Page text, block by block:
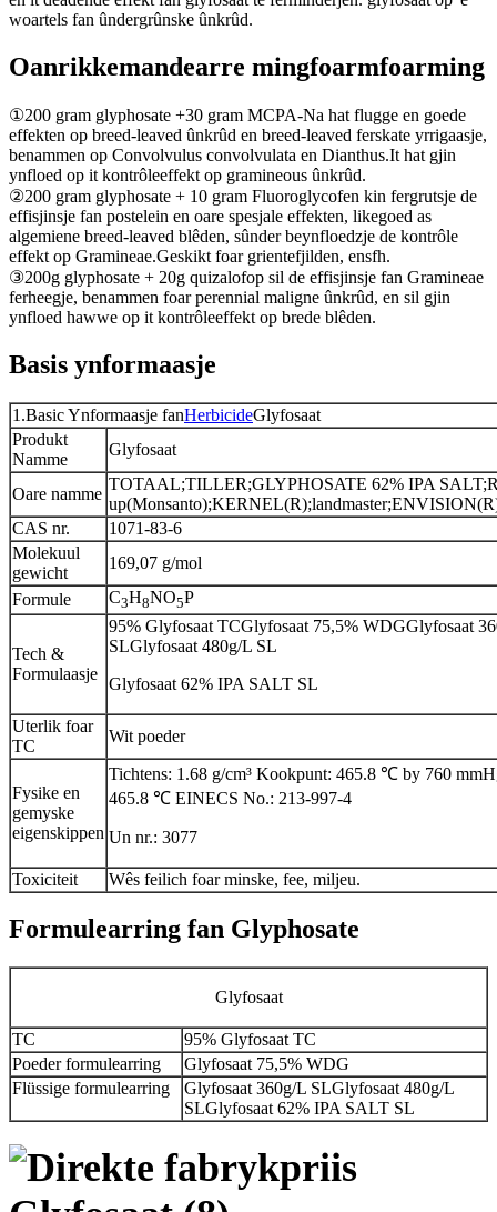
woartels fan ûndergrûnske ûnkrûd.
Oanrikkemandearre mingfoarmfoarming
①200 gram glyphosate +30 gram MCPA-Na hat flugge en goede
effekten op breed-leaved ûnkrûd en breed-leaved ferskate yrrigaasje,
benammen op Convolvulus convolvulata en Dianthus.It hat gjin
ynfloed op it kontrôleeffekt op gramineous ûnkrûd.
②200 gram glyphosate + 10 gram Fluoroglycofen kin fergrutsje de
effisjinsje fan postelein en oare spesjale effekten, likegoed as
algemiene breed-leaved blêden, sûnder beynfloedzje de kontrôle
effekt op Gramineae.Geskikt foar grientefjilden, ensfh.
③200g glyphosate + 20g quizalofop sil de effisjinsje fan Gramineae
ferheegje, benammen foar perennial maligne ûnkrûd, en sil gjin
ynfloed hawwe op it kontrôleeffekt op brede blêden.
Basis ynformaasje
1.Basic Ynformaasje fanHerbicideGlyfosaat
Produkt
Namme
Glyfosaat
Oare namme
TOTAAL;TILLER;GLYPHOSATE 62% IPA
CAS nr.
1071-83-6
Molekuul
gewicht
169,07 g/mol
Formule
C3H8NO5P
Tech &
Formulaasje
95% Glyfosaat TCGlyfosaat 75,5% WDGGlyfosaat
SLGlyfosaat 480g/L SL
Glyfosaat 62% IPA SALT SL
Uterlik foar
TC
Wit poeder
Fysike en
gemyske
eigenskippen
Tichtens: 1.68 g/cm³ Kookpunt: 465.8 ℃ by 760
465.8 ℃ EINECS No.: 213-997-4
Un nr.: 3077
Toxiciteit Wês feilich foar minske, fee, miljeu.
Formulearring fan Glyphosate
Glyfosaat
TC
95% Glyfosaat TC
Poeder formulearring
Glyfosaat 75,5% WDG
Flüssige formulearring
Glyfosaat 360g/L SLGlyfosaat 480g/L
SLGlyfosaat 62% IPA SALT SL